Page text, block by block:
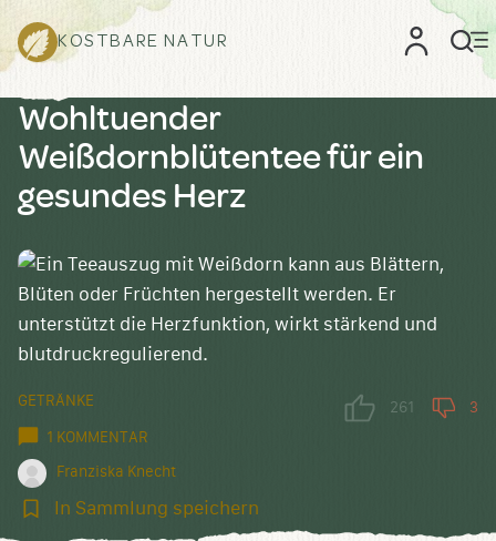
KOSTBARE NATUR
Wohltuender
Weißdornblütentee für ein
gesundes Herz
GETRÄNKE
1 KOMMENTAR
Franziska Knecht
261 3
In
In Sammlung speichern